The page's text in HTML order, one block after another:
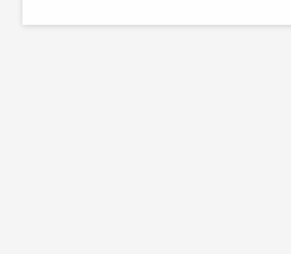
ТРЕДИАКОВСКИЙ